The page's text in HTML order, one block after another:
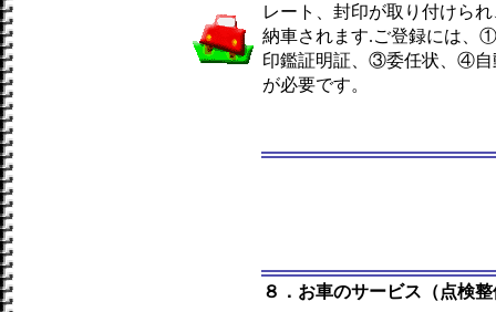
レート、封印が取り付けら
納車されます.ご登録には、
印鑑証明証、③委任状、④自
が必要です。
８．お車のサービス（点検